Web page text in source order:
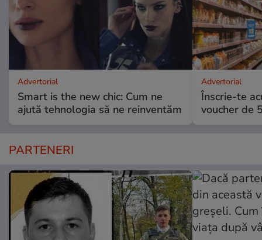
Advertorial
Smart is the new chic: Cum ne
ajută tehnologia să ne reinventăm
Advertorial
Înscrie-te
voucher de
PARTENERI